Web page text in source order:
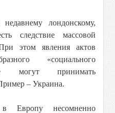
лондонскому,
следствие массовой
этом явления актов
«социального
могут принимать
– Украина.
Европу несомненно